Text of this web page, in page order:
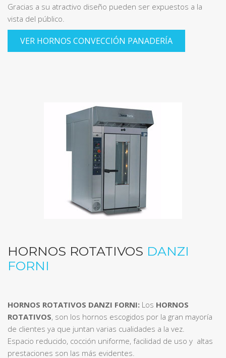
Gracias a su atractivo diseño pueden ser expuestos a la
vista del público.
VER HORNOS CONVECCIÓN PANADERÍA
HORNOS ROTATIVOS DANZI
FORNI
HORNOS ROTATIVOS DANZI FORNI: Los HORNOS
ROTATIVOS, son los hornos escogidos por la gran mayoría
de clientes ya que juntan varias cualidades a la vez.
Espacio reducido, cocción uniforme, facilidad de uso y altas
prestaciones son las más evidentes.